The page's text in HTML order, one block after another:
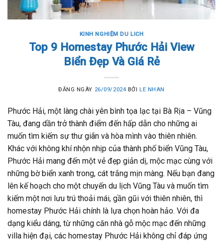
KINH NGHIỆM DU LICH
Top 9 Homestay Phước Hải View
Biển Đẹp Và Giá Rẻ
ĐĂNG NGÀY 26/09/2024 BỞILE NHAN
Phước Hải, một làng chài yên bình tọa lạc tại Bà Rịa – Vũng
Tàu, đang dần trở thành điểm đến hấp dẫn cho những ai
muốn tìm kiếm sự thư giãn và hòa mình vào thiên nhiên.
Khác với không khí nhộn nhịp của thành phố biển Vũng Tàu,
Phước Hải mang đến một vẻ đẹp giản dị, mộc mạc cùng với
những bờ biển xanh trong, cát trắng mịn màng. Nếu bạn đang
lên kế hoạch cho một chuyến du lịch Vũng Tàu và muốn tìm
kiếm một nơi lưu trú thoải mái, gần gũi với thiên nhiên, thì
homestay Phước Hải chính là lựa chọn hoàn hảo. Với đa
dạng kiểu dáng, từ những căn nhà gỗ mộc mạc đến những
villa hiện đại, các homestay Phước Hải không chỉ đáp ứng